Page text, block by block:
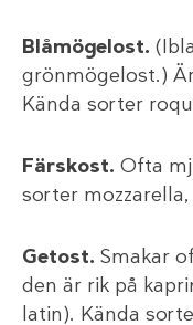
Blåmögelost.
grönmögelost.)
Kända sorter
Färskost. Ofta
sorter
Getost. Smakar
den är rik på
latin). Kända